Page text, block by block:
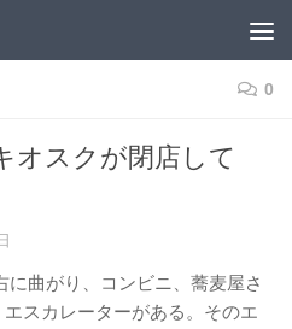
0
オスクが閉店して
曲がり、コンビニ、蕎麦屋さ
スカレーターがある。そのエ